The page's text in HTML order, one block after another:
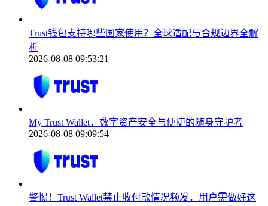
Trust钱包支持哪些国家使用？全球适配与合规边界全解
析
2026-08-08 09:53:21
My Trust Wallet，数字资产安全与便捷的随身守护者
2026-08-08 09:09:54
警惕！Trust Wallet禁止收付款情况频发，用户需做好这